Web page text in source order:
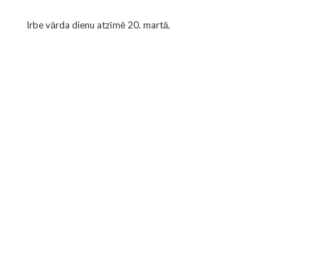
Irbe vārda dienu atzīmē 20. martā.